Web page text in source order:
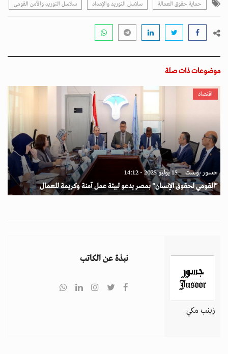
حماية حقوق العمالة سلاسل التوريد والإمداد سلاسل التوريد والأمن القومي
موضوعات ذات صلة
اقتصاد
جسور بوست 15 يوليو 2025 - 14:12
"القومي لحقوق الإنسان" بمصر يدعو لبيئة عمل آمنة وكريمة للعمال
زينب مكي
نبذة عن الكاتب